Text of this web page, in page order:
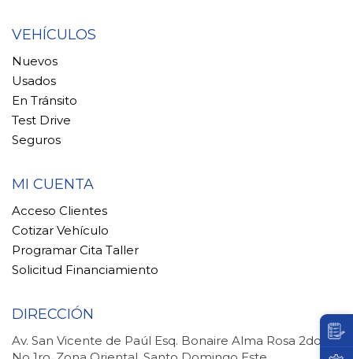
VEHÍCULOS
Nuevos
Usados
En Tránsito
Test Drive
Seguros
MI CUENTA
Acceso Clientes
Cotizar Vehículo
Programar Cita Taller
Solicitud Financiamiento
DIRECCIÓN
Av. San Vicente de Paúl Esq. Bonaire Alma Rosa 2do.